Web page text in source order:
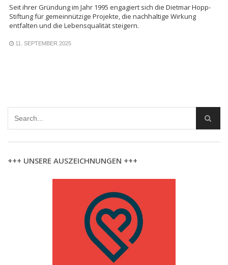
Seit ihrer Gründung im Jahr 1995 engagiert sich die Dietmar Hopp-
Stiftung für gemeinnützige Projekte, die nachhaltige Wirkung
entfalten und die Lebensqualität steigern.
11. SEPTEMBER 2025
+++ UNSERE AUSZEICHNUNGEN +++